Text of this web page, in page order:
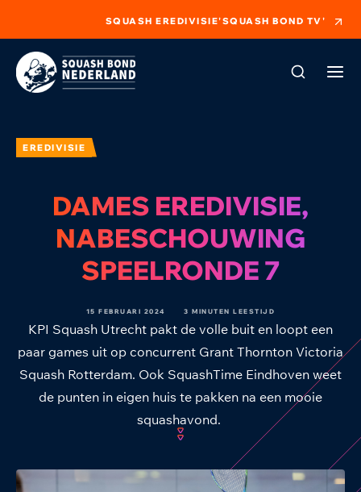
SQUASH EREDIVISIE'SQUASH BOND TV'
EREDIVISIE
DAMES EREDIVISIE,
NABESCHOUWING
SPEELRONDE 7
15 FEBRUARI 2024 3 MINUTEN LEESTIJD
KPI Squash Utrecht pakt de volle buit en loopt een
paar games uit op concurrent Grant Thornton Victoria
Squash Rotterdam. Ook SquashTime Eindhoven weet
de punten in eigen huis te pakken na een mooie
squashavond.